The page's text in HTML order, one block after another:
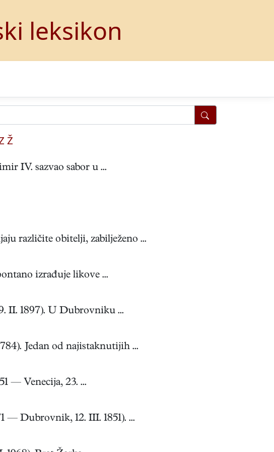
leksikon
Ž
IV. sazvao sabor u ...
različite obitelji, zabilježeno ...
izrađuje likove ...
II. 1897). U Dubrovniku ...
Jedan od najistaknutijih ...
— Venecija, 23. ...
Dubrovnik, 12. III. 1851). ...